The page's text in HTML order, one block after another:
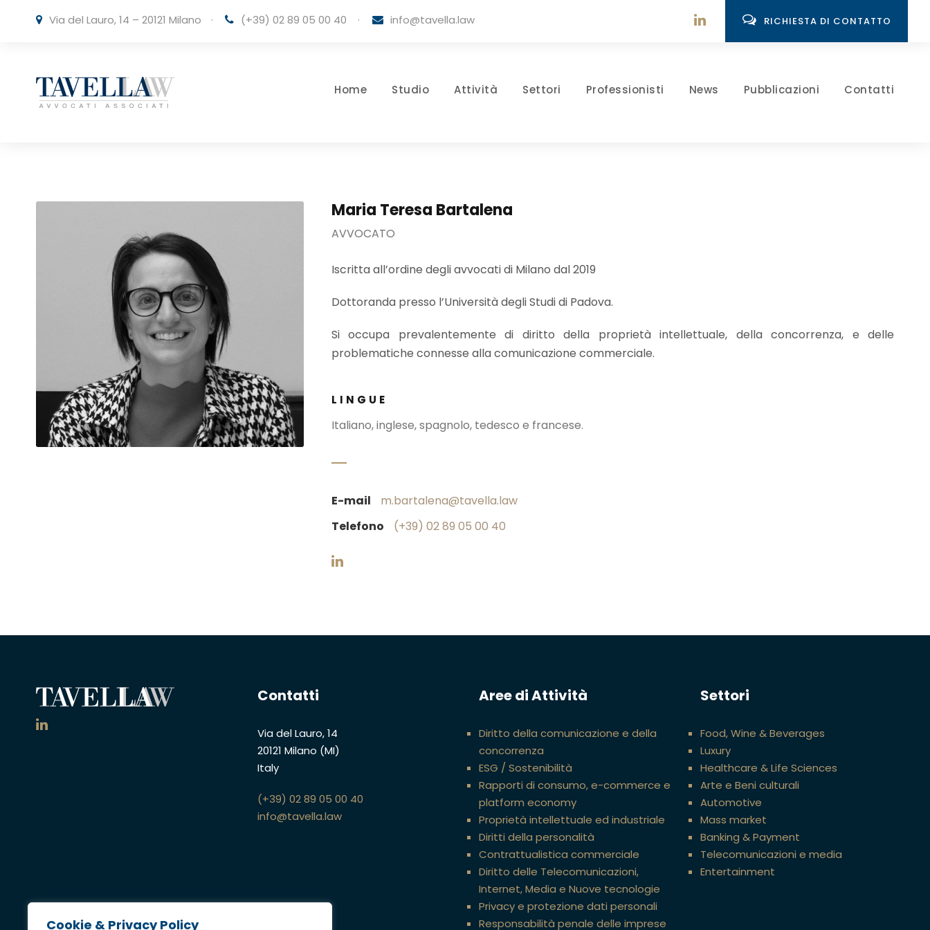
Cookie & Privacy Policy
Via del Lauro, 14 – 20121 Milano · (+39) 02 89 05 00 40 · info@tavella.law RICHIESTA DI CONTATTO
Home Studio Attività Settori Professionisti News Pubblicazioni Contatti
Maria Teresa Bartalena
AVVOCATO
Iscritta all’ordine degli avvocati di Milano dal 2019
Dottoranda presso l’Università degli Studi di Padova.
Si occupa prevalentemente di diritto della proprietà intellettuale, della concorrenza, e delle
problematiche connesse alla comunicazione commerciale.
LINGUE
Italiano, inglese, spagnolo, tedesco e francese.
E-mail
m.bartalena@tavella.law
Telefono
(+39) 02 89 05 00 40
Contatti
Via del Lauro, 14
20121 Milano (MI)
Italy
(+39) 02 89 05 00 40
info@tavella.law
Aree di Attività
Diritto della comunicazione e della
concorrenza
ESG / Sostenibilità
Rapporti di consumo, e-commerce e
platform economy
Proprietà intellettuale ed industriale
Diritti della personalità
Contrattualistica commerciale
Diritto delle Telecomunicazioni,
Internet, Media e Nuove tecnologie
Privacy e protezione dati personali
Responsabilità penale delle imprese
Settori
Food, Wine & Beverages
Luxury
Healthcare & Life Sciences
Arte e Beni culturali
Automotive
Mass market
Banking & Payment
Telecomunicazioni e media
Entertainment